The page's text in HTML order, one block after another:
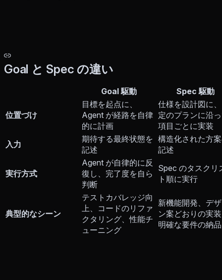
Goal と Spec の違い
Goal 駆動 Spec 駆動
位置づけ
目標を起点に、
Agent が経路を自律
的に計画
仕様を設計図に
定のプランに沿
項目ごとに実装
入力
期待する最終状態を
記述
構造化された方
記述
実行方式
Agent が自律的に反
復し、完了度を自ら
判断
Spec のタスクリ
ト順に実行
典型的なシーン
テストカバレッジ向
上、コードのリファ
クタリング、性能チ
ューニング
新機能開発、デ
ン案どおりの実
明確な要件の納品